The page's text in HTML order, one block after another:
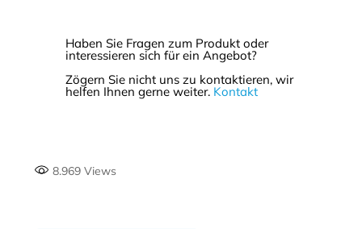
Haben Sie Fragen zum Produkt oder
interessieren sich für ein Angebot?
Zögern Sie nicht uns zu kontaktieren, wir
helfen Ihnen gerne weiter. Kontakt
8.969Views